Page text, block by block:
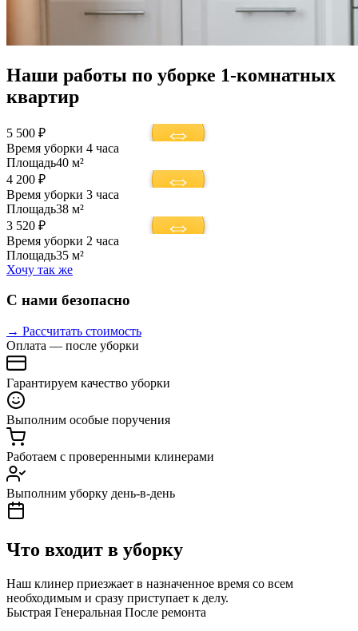
Наши работы по уборке 1-комнатных
квартир
5 500 ₽
Время уборки 4 часа
Площадь40 м²
4 200 ₽
Время уборки 3 часа
Площадь38 м²
3 520 ₽
Время уборки 2 часа
Площадь35 м²
Хочу так же
С нами безопасно
→ Рассчитать стоимость
Оплата — после уборки
Гарантируем качество уборки
Выполним особые поручения
Работаем с проверенными клинерами
Выполним уборку день-в-день
Что входит в уборку
Наш клинер приезжает в назначенное время со всем
необходимым и сразу приступает к делу.
Быстрая Генеральная После ремонта